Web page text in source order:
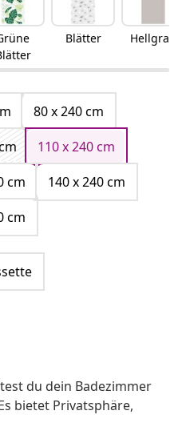
Blätter Hellgrau
80 x 240 cm
110 x 240 cm
cm
140 x 240 cm
cm
du dein Badezimmer
bietet Privatsphäre,